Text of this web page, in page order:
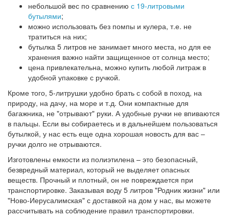
небольшой вес по сравнению с 19-литровыми
бутылями;
можно использовать без помпы и кулера, т.е. не
тратиться на них;
бутылка 5 литров не занимает много места, но для ее
хранения важно найти защищенное от солнца место;
цена привлекательна, можно купить любой литраж в
удобной упаковке с ручкой.
Кроме того, 5-литрушки удобно брать с собой в поход, на
природу, на дачу, на море и т.д. Они компактные для
багажника, не "отрывают" руки. А удобные ручки не впиваются
в пальцы. Если вы собираетесь и в дальнейшем пользоваться
бутылкой, у нас есть еще одна хорошая новость для вас –
ручки долго не отрываются.
Изготовлены емкости из полиэтилена – это безопасный,
безвредный материал, который не выделяет опасных
веществ. Прочный и плотный, он не повреждается при
транспортировке. Заказывая воду 5 литров "Родник жизни" или
"Ново-Иерусалимская" с доставкой на дом у нас, вы можете
рассчитывать на соблюдение правил транспортировки.